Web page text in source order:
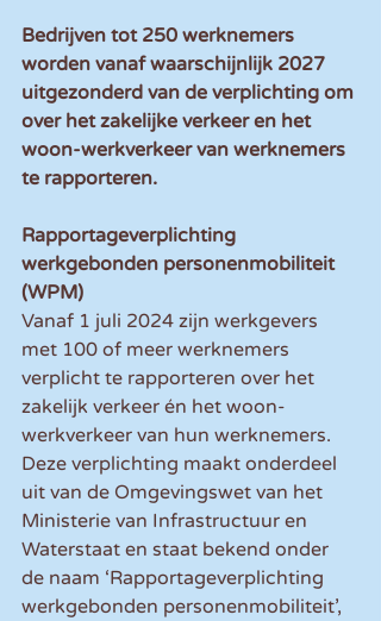
Bedrijven tot 250 werknemers
worden vanaf waarschijnlijk 2027
uitgezonderd van de verplichting om
over het zakelijke verkeer en het
woon-werkverkeer van werknemers
te rapporteren.
Rapportageverplichting
werkgebonden personenmobiliteit
(WPM)
Vanaf 1 juli 2024 zijn werkgevers
met 100 of meer werknemers
verplicht te rapporteren over het
zakelijk verkeer én het woon-
werkverkeer van hun werknemers.
Deze verplichting maakt onderdeel
uit van de Omgevingswet van het
Ministerie van Infrastructuur en
Waterstaat en staat bekend onder
de naam ‘Rapportageverplichting
werkgebonden personenmobiliteit’,